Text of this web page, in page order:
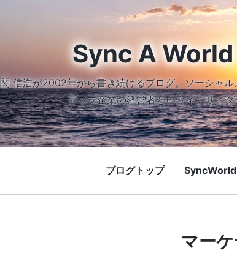
Sync A
関 信浩が2002年から書き続けるブログ。ソーシャ
アップ企業の経営者というインサイ
ブログトップ SyncWorld
マー